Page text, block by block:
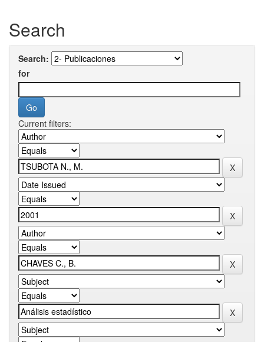
Search
Search:
for
Current filters: